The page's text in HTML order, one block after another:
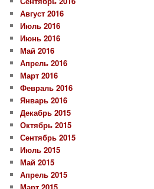
Август 2016
Июль 2016
Июнь 2016
Май 2016
Апрель 2016
Март 2016
Февраль 2016
Январь 2016
Декабрь 2015
Октябрь 2015
Сентябрь 2015
Июль 2015
Май 2015
Апрель 2015
Март 2015